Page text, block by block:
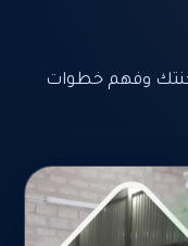
وفهم خطوات